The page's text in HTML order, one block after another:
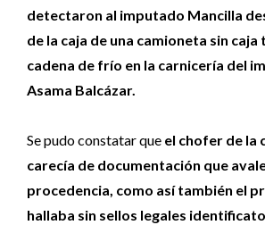
detectaron al imputado Mancilla
de la caja de una camioneta sin caja
cadena de frío en la carnicería del
Asama Balcázar.
Se pudo constatar que el chofer de la
carecía de documentación que
procedencia, como así también el
hallaba sin sellos legales